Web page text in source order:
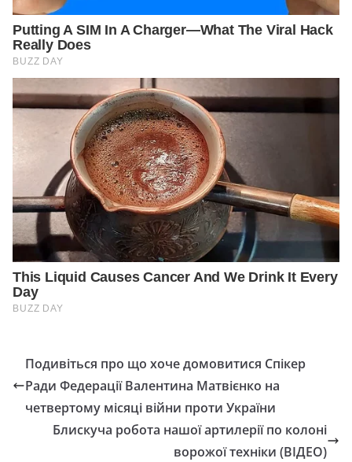
Подивіться про що хоче домовитися Спікер
Ради Федерації Валентина Матвієнко на
четвертому місяці війни проти України
Блискуча робота нашої артилерії по колоні
ворожої техніки (ВІДЕО)